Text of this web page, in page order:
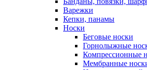
Варежки
Кепки, панамы
Носки
Беговые носки
Горнолыжные
Компрессионные
Мембранные